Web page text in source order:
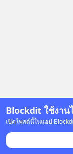
Blockdit ใช้งา
เปิดโพสต์นี้ในแอป